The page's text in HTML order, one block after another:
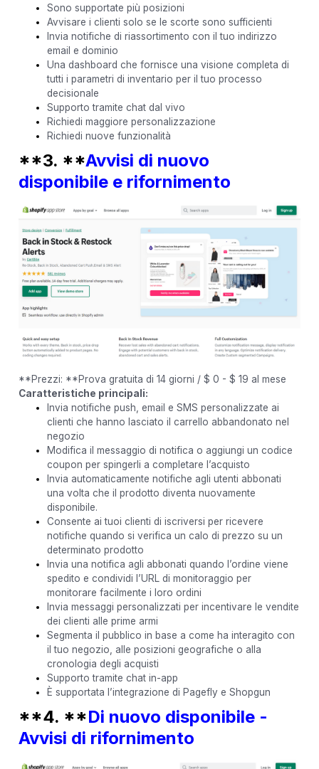
Sono supportate più posizioni
Avvisare i clienti solo se le scorte sono sufficienti
Invia notifiche di riassortimento con il tuo indirizzo
email e dominio
Una dashboard che fornisce una visione completa di
tutti i parametri di inventario per il tuo processo
decisionale
Supporto tramite chat dal vivo
Richiedi maggiore personalizzazione
Richiedi nuove funzionalità
**3. **Avvisi di nuovo
disponibile e rifornimento
**Prezzi: **Prova gratuita di 14 giorni / $ 0 - $ 19 al mese
Caratteristiche principali:
Invia notifiche push, email e SMS personalizzate ai
clienti che hanno lasciato il carrello abbandonato nel
negozio
Modifica il messaggio di notifica o aggiungi un codice
coupon per spingerli a completare l’acquisto
Invia automaticamente notifiche agli utenti abbonati
una volta che il prodotto diventa nuovamente
disponibile.
Consente ai tuoi clienti di iscriversi per ricevere
notifiche quando si verifica un calo di prezzo su un
determinato prodotto
Invia una notifica agli abbonati quando l’ordine viene
spedito e condividi l’URL di monitoraggio per
monitorare facilmente i loro ordini
Invia messaggi personalizzati per incentivare le vendite
dei clienti alle prime armi
Segmenta il pubblico in base a come ha interagito con
il tuo negozio, alle posizioni geografiche o alla
cronologia degli acquisti
Supporto tramite chat in-app
È supportata l’integrazione di Pagefly e Shopgun
**4. **Di nuovo disponibile -
Avvisi di rifornimento